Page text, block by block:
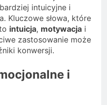
intuicyjne i
Kluczowe słowa, które
intuicja, motywacja i
zastosowanie może
konwersji.
i